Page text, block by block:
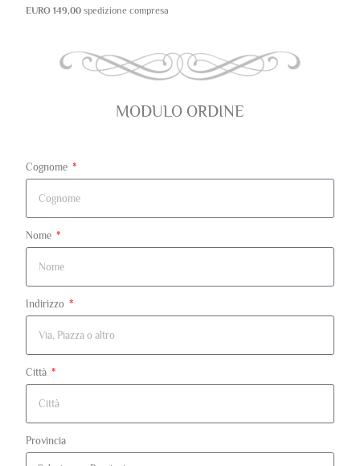
EURO 149,00 spedizione compresa
MODULO ORDINE
Cognome
Nome
Indirizzo
Città
Provincia